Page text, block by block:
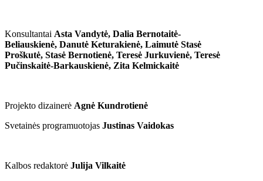
Konsultantai Asta Vandytė, Dalia Bernotaitė-
Beliauskienė, Danutė Keturakienė, Laimutė Stasė
Proškutė, Stasė Bernotienė, Teresė Jurkuvienė, Teresė
Pučinskaitė-Barkauskienė, Zita Kelmickaitė
Projekto dizainerė Agnė Kundrotienė
Svetainės programuotojas Justinas Vaidokas
Kalbos redaktorė Julija Vilkaitė